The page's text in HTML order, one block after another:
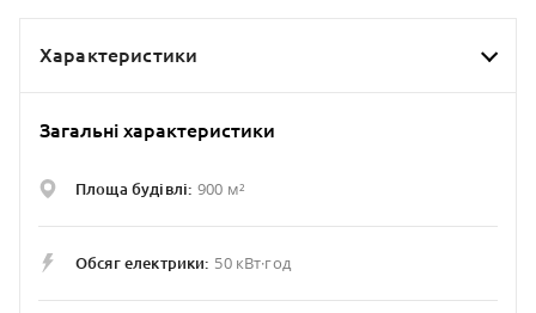
Характеристики
Загальні характеристики
Площа будівлі: 900 м²
Обсяг електрики: 50 кВт·год